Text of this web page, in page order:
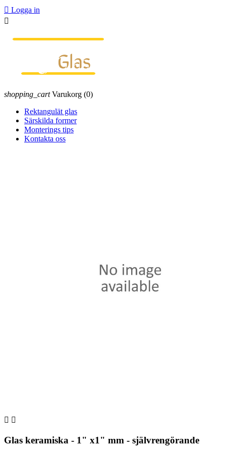
 Logga in

shopping_cart Varukorg (0)
Rektangulät glas
Särskilda former
Monterings tips
Kontakta oss
 
Glas keramiska - 1" x1" mm - självrengörande